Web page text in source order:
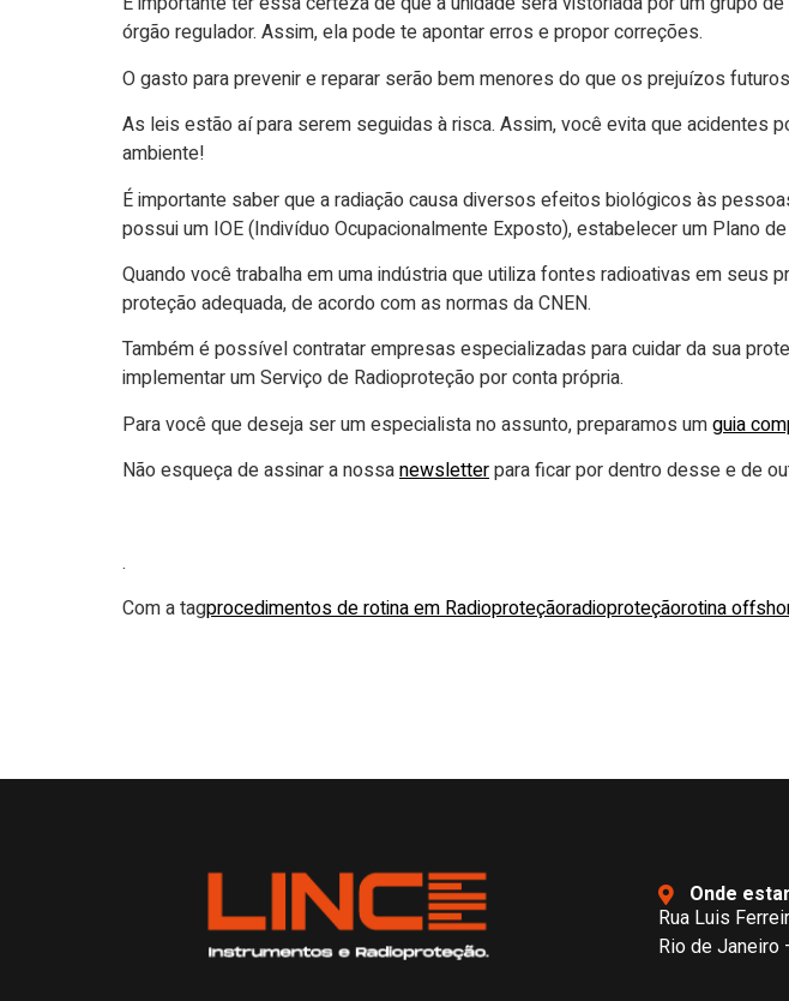
órgão regulador. Assim, ela pode te apontar erros e propor correções.
O gasto para prevenir e reparar serão bem menores do que os prejuízos
As leis estão aí para serem seguidas à risca. Assim, você evita que acidentes
ambiente!
É importante saber que a radiação causa diversos efeitos biológicos às
possui um IOE (Indivíduo Ocupacionalmente Exposto), estabelecer um Plano
Quando você trabalha em uma indústria que utiliza fontes radioativas em
proteção adequada, de acordo com as normas da CNEN.
Também é possível contratar empresas especializadas para cuidar da sua
implementar um Serviço de Radioproteção por conta própria.
Para você que deseja ser um especialista no assunto, preparamos umguia
Não esqueça de assinar a nossanewsletterpara ficar por dentro desse e de
.
Com a tagprocedimentos de rotina em Radioproteçãoradioproteçãorotina
Onde
Rua Luis
Rio de Janeiro